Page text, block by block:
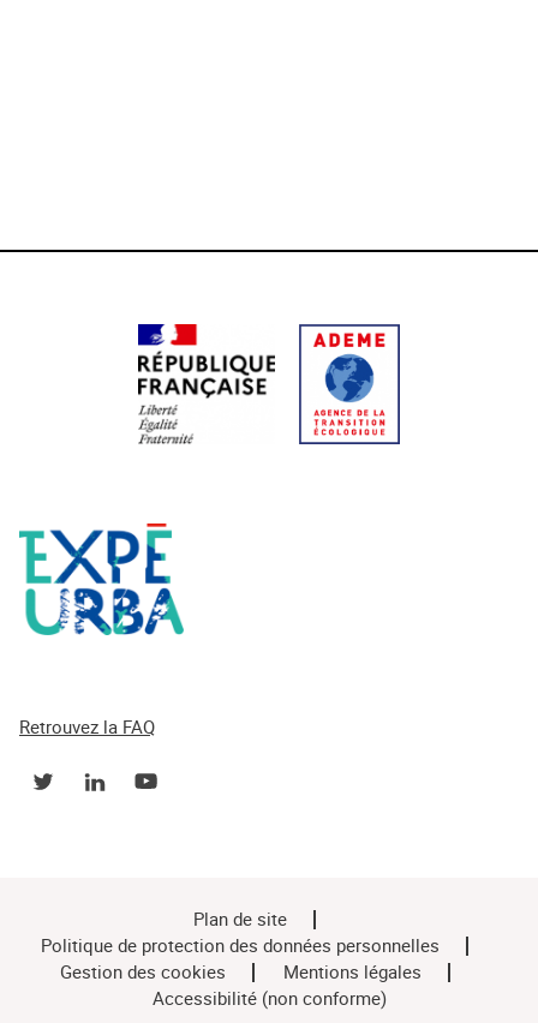
Retrouvez la FAQ
Plan de site
Politique de protection des données personnelles
Gestion des cookies
Mentions légales
Accessibilité (non conforme)